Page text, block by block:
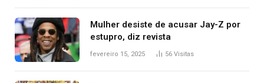
Mulher desiste de acusar Jay-Z por
estupro, diz revista
fevereiro 15, 2025 56 Visitas